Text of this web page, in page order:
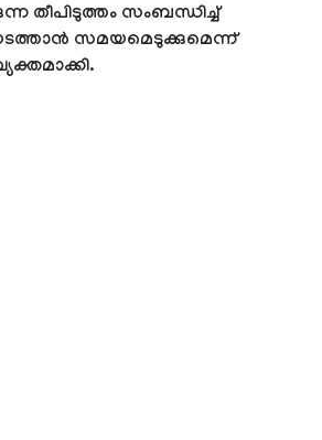
തീപിടുത്തം സംബന്ധിച്ച്
സമയമെടുക്കുമെന്ന്